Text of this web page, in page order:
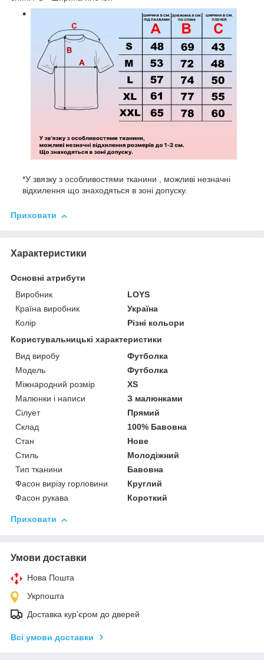
*У звязку з особливостями тканини , можливі незначні
відхилення що знаходяться в зоні допуску.
Приховати
Характеристики
Основні атрибути
Виробник
LOYS
Країна виробник
Україна
Колір
Різні кольори
Користувальницькі характеристики
Вид виробу
Футболка
Модель
Футболка
Міжнародний розмір
XS
Малюнки і написи
З малюнками
Сілует
Прямий
Склад
100% Бавовна
Стан
Нове
Стиль
Молодіжний
Тип тканини
Бавовна
Фасон вирізу горловини
Круглий
Фасон рукава
Короткий
Приховати
Умови доставки
Нова Пошта
Укрпошта
Доставка кур'єром до дверей
Всі умови доставки